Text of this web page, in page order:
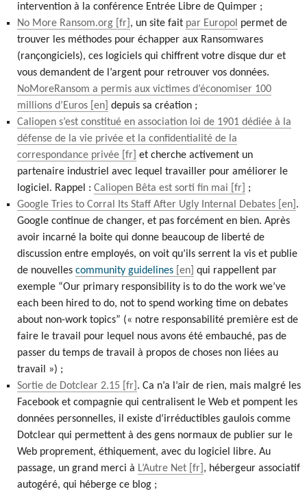
intervention à la conférence Entrée Libre de Quimper ;
No More Ransom.org
, un site fait par Europol permet de
trouver les méthodes pour échapper aux Ransomwares
(rançongiciels), ces logiciels qui chiffrent votre disque dur et
vous demandent de l’argent pour retrouver vos données.
NoMoreRansom a permis aux victimes d’économiser 100
millions d’Euros
depuis sa création ;
Caliopen s’est constitué en association loi de 1901 dédiée à la
défense de la vie privée et la confidentialité de la
correspondance privée
et cherche activement un
partenaire industriel avec lequel travailler pour améliorer le
logiciel. Rappel : Caliopen Bêta est sorti fin mai
;
Google Tries to Corral Its Staff After Ugly Internal Debates
.
Google continue de changer, et pas forcément en bien. Après
avoir incarné la boite qui donne beaucoup de liberté de
discussion entre employés, on voit qu’ils serrent la vis et publie
de nouvelles community guidelines
qui rappellent par
exemple “Our primary responsibility is to do the work we’ve
each been hired to do, not to spend working time on debates
about non-work topics” (« notre responsabilité première est de
faire le travail pour lequel nous avons été embauché, pas de
passer du temps de travail à propos de choses non liées au
travail ») ;
Sortie de Dotclear 2.15
. Ca n’a l’air de rien, mais malgré les
Facebook et compagnie qui centralisent le Web et pompent les
données personnelles, il existe d’irréductibles gaulois comme
Dotclear qui permettent à des gens normaux de publier sur le
Web proprement, éthiquement, avec du logiciel libre. Au
passage, un grand merci à L’Autre Net
, hébergeur associatif
autogéré, qui héberge ce blog ;